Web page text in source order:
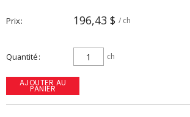
Prix 196,43 $ / ch
Quantité ch
AJOUTER AU
PANIER